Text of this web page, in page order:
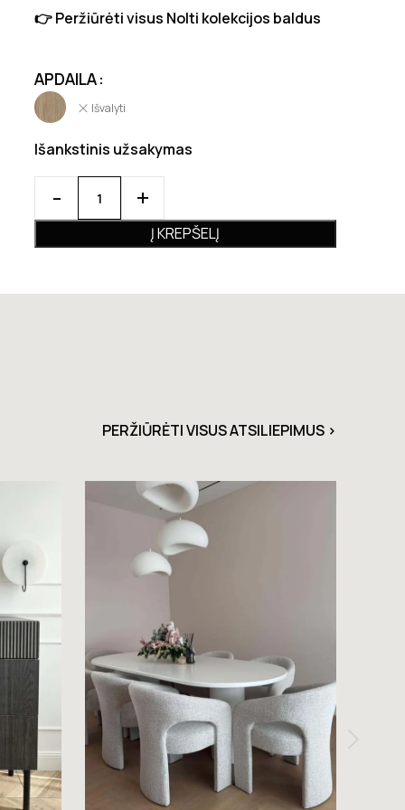
👉 Peržiūrėti visus Nolti kolekcijos baldus
APDAILA
Išvalyti
Išankstinis užsakymas
Į KREPŠELĮ
PERŽIŪRĖTI VISUS ATSILIEPIMUS >